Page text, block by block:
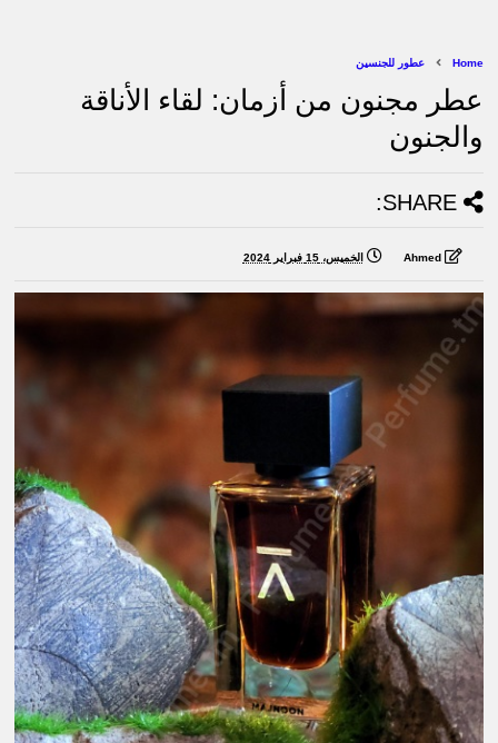
Home عطور للجنسين
عطر مجنون من أزمان: لقاء الأناقة
والجنون
SHARE:
Ahmed الخميس، 15 فبراير 2024